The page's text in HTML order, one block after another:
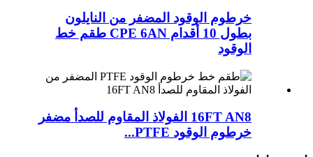
خرطوم الوقود المضفر من النايلون
بطول 10 أقدام CPE 6AN طقم خط
الوقود
16FT AN8 الفولاذ المقاوم للصدأ مضفر
خرطوم الوقود PTFE...